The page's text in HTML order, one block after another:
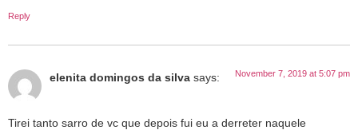
Reply
elenita domingos da silva says: November 7, 2019 at 5:07 pm
Tirei tanto sarro de vc que depois fui eu a derreter naquele